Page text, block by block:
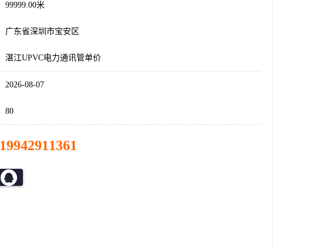
99999.00米
广东省深圳市宝安区
湛江UPVC电力通讯管单价
2026-08-07
80
19942911361